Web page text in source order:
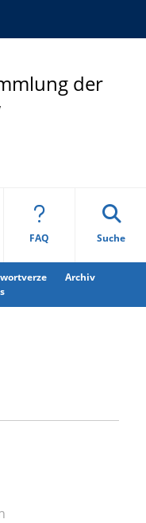
der
FAQ Suche
Archiv